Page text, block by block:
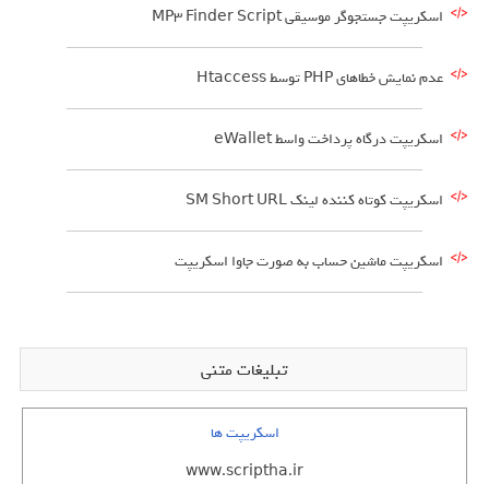
اسکریپت جستجوگر موسیقی MP3 Finder Script
عدم نمایش خطاهای PHP توسط Htaccess
اسکریپت درگاه پرداخت واسط eWallet
اسکریپت کوتاه کننده لینک SM Short URL
اسکریپت ماشین حساب به صورت جاوا اسکریپت
تبلیغات متنی
اسکریپت ها
www.scriptha.ir